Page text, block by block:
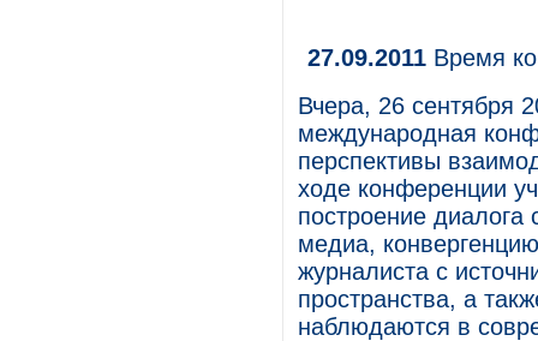
27.09.2011 Время
Вчера, 26 сентября
международная
перспективы
ходе конференции
построение
медиа,
журналиста с
пространства, а
наблюдаются в